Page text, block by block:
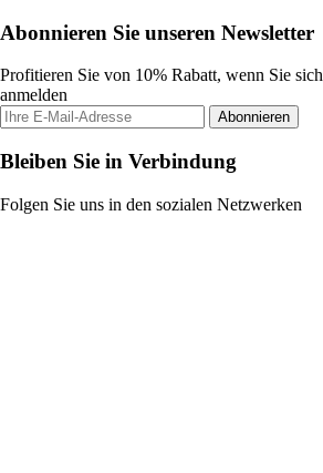
Abonnieren Sie unseren Newsletter
Profitieren Sie von 10% Rabatt, wenn Sie
anmelden
Abonnieren
Bleiben Sie in Verbindung
Folgen Sie uns in den sozialen Netzwerken